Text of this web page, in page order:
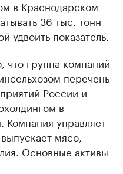
в Краснодарском
36 тыс. тонн
удвоить показатель.
что группа компаний
перечень
России и
в
Компания управляет
мясо,
Основные активы